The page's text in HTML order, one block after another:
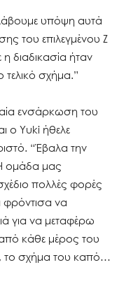
υπόψη αυτά
του επιλεγμένου Z
διαδικασία ήταν
σχήμα.”
ενσάρκωση του
ο Yuki ήθελε
“Έβαλα την
ομάδα μας
πολλές φορές
φρόντισα να
για να μεταφέρω
κάθε μέρος του
το σχήμα του καπό…